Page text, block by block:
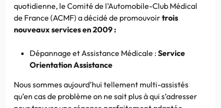
quotidienne, le Comité de l’Automobile-Club Médical
de France (ACMF) a décidé de promouvoirtrois
nouveaux services en 2009 :
Dépannage et Assistance Médicale :Service
Orientation Assistance
Nous sommes aujourd’hui tellement multi-assistés
qu’en cas de problème on ne sait plus à qui s’adresser